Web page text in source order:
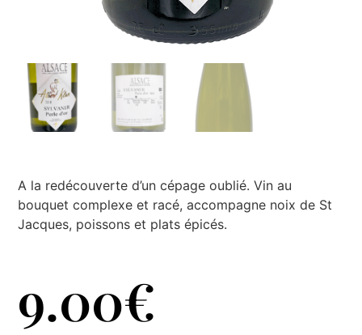
A la redécouverte d’un cépage oublié. Vin au
bouquet complexe et racé, accompagne noix de St
Jacques, poissons et plats épicés.
9.00€